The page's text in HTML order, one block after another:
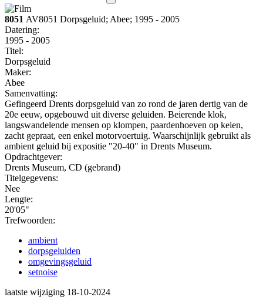
8051 AV8051 Dorpsgeluid; Abee; 1995 - 2005
Datering:
1995 - 2005
Titel:
Dorpsgeluid
Maker:
Abee
Samenvatting:
Gefingeerd Drents dorpsgeluid van zo rond de jaren dertig van de
20e eeuw, opgebouwd uit diverse geluiden. Beierende klok,
langswandelende mensen op klompen, paardenhoeven op keien,
zacht gepraat, een enkel motorvoertuig. Waarschijnlijk gebruikt als
ambient geluid bij expositie "20-40" in Drents Museum.
Opdrachtgever:
Drents Museum, CD (gebrand)
Titelgegevens:
Nee
Lengte:
20'05"
Trefwoorden:
ambient
dorpsgeluiden
omgevingsgeluid
setnoise
laatste wijziging 18-10-2024